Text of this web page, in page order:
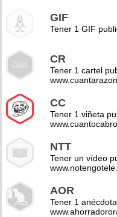
GIF
Tener 1 GIF
CR
Tener 1 cartel
CC
Tener 1 viñeta
NTT
Tener un vídeo
AOR
Tener 1